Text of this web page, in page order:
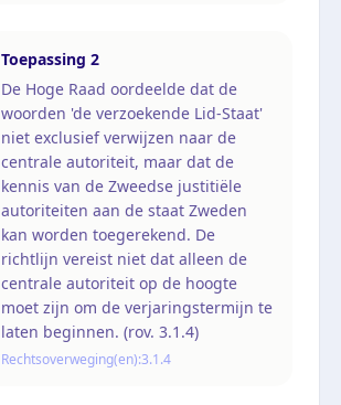
Toepassing 2
De Hoge Raad oordeelde dat de
woorden 'de verzoekende Lid-Staat'
niet exclusief verwijzen naar de
centrale autoriteit, maar dat de
kennis van de Zweedse justitiële
autoriteiten aan de staat Zweden
kan worden toegerekend. De
richtlijn vereist niet dat alleen de
centrale autoriteit op de hoogte
moet zijn om de verjaringstermijn te
laten beginnen. (rov. 3.1.4)
Rechtsoverweging(en):3.1.4